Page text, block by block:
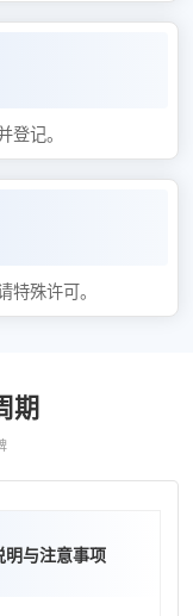
登记。
特殊许可。
期
明与注意事项